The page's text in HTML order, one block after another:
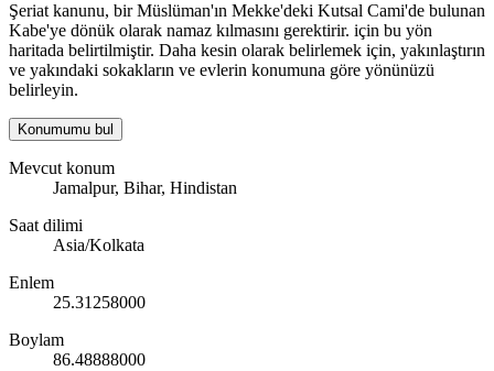
Şeriat kanunu, bir Müslüman'ın Mekke'deki Kutsal Cami'de bulunan
Kabe'ye dönük olarak namaz kılmasını gerektirir. için bu yön
haritada belirtilmiştir. Daha kesin olarak belirlemek için, yakınlaştırın
ve yakındaki sokakların ve evlerin konumuna göre yönünüzü
belirleyin.
Konumumu bul
Mevcut konum
Jamalpur, Bihar, Hindistan
Saat dilimi
Asia/Kolkata
Enlem
25.31258000
Boylam
86.48888000